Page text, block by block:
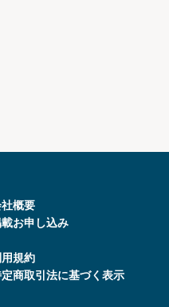
用・問い合わせするなど
って本規約の全ての記載
ける掲示またはその他の
よび、当社が随時利用者
概要
お申し込み
規約
商取引法に基づく表⽰